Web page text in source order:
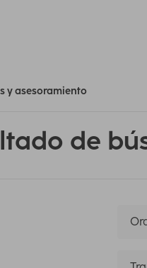
y asesoramiento
de